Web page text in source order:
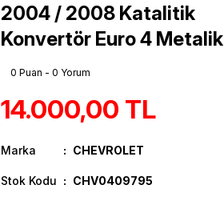
2004 / 2008 Katalitik
Konvertör Euro 4 Metalik
0 Puan - 0 Yorum
14.000,00 TL
Marka CHEVROLET
Stok Kodu CHV0409795